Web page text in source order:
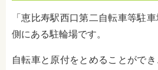
「恵比寿駅西口第二自転車等駐
側にある駐輪場です。
自転車と原付をとめることがで